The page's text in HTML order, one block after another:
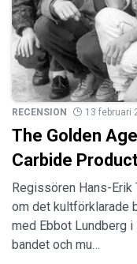
RECENSION 13 februari
The Golden
Carbide
Regissören Hans-Erik
om det kultförklarade
med Ebbot Lundberg
bandet och mu…